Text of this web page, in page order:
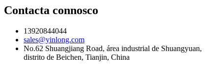
Contacta connosco
13920844044
sales@yinlong.com
No.62 Shuangjiang Road, área industrial de Shuangyuan,
distrito de Beichen, Tianjin, China